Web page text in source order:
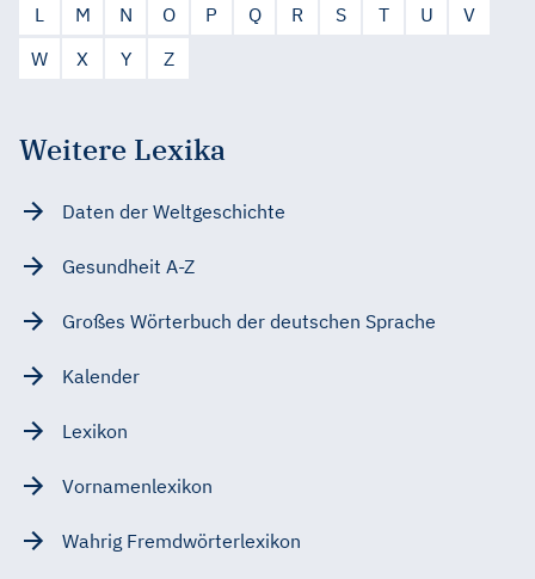
L
M N O P Q R S T U
V
W
X Y Z
Weitere Lexika
Daten der Weltgeschichte
Gesundheit A-Z
Großes Wörterbuch der deutschen Sprache
Kalender
Lexikon
Vornamenlexikon
Wahrig Fremdwörterlexikon